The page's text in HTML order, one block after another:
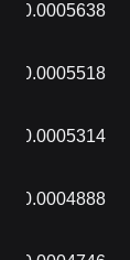
$0.0005638
$0.0005518
$0.0005314
$0.0004888